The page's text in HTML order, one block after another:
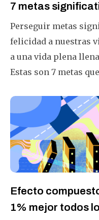
7 metas
Perseguir metas
felicidad a nuestras
a una vida plena
Estas son 7 metas
Efecto
1% mejor todos